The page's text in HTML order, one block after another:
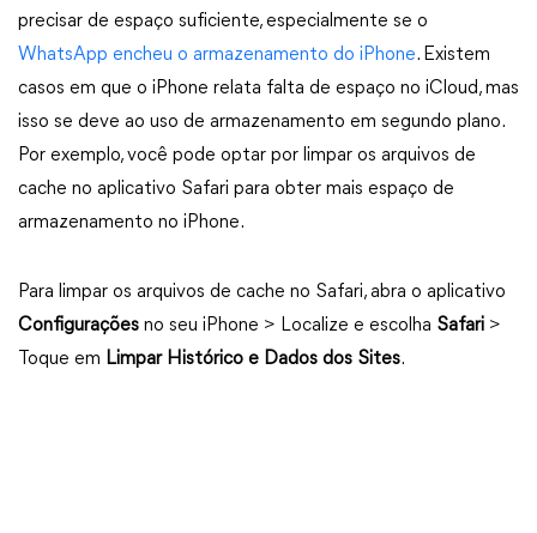
precisar de espaço suficiente, especialmente se o
WhatsApp encheu o armazenamento do iPhone. Existem
casos em que o iPhone relata falta de espaço no iCloud, mas
isso se deve ao uso de armazenamento em segundo plano.
Por exemplo, você pode optar por limpar os arquivos de
cache no aplicativo Safari para obter mais espaço de
armazenamento no iPhone.
Para limpar os arquivos de cache no Safari, abra o aplicativo
Configurações no seu iPhone > Localize e escolha Safari >
Toque em Limpar Histórico e Dados dos Sites.